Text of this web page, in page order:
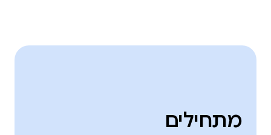
מתחילים